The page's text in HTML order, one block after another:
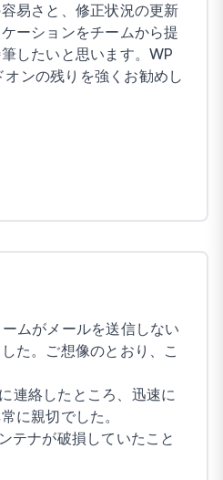
易さと、修正状況の更新
ーションをチームから提
したいと思います。WP
ンの残りを強くお勧めし
ムがメールを送信しない
た。ご想像のとおり、こ
連絡したところ、迅速に
に親切でした。
テナが破損していたこと